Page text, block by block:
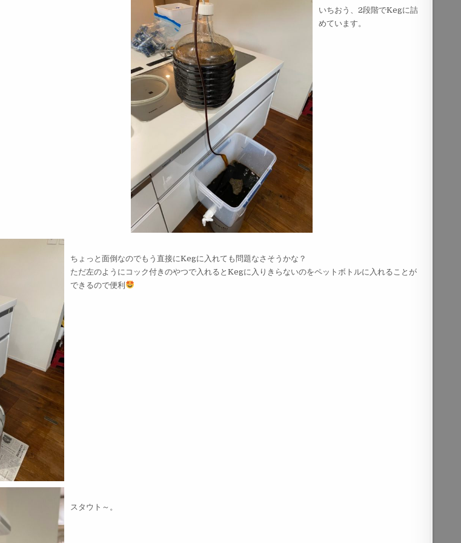
いちおう、2段階でKegに詰
めています。
ちょっと面倒なのでもう直接にKegに入れても問題なさそうかな？
ただ左のようにコック付きのやつで入れるとKegに入りきらないのをペットボトルに入れることが
できるので便利
スタウト～。